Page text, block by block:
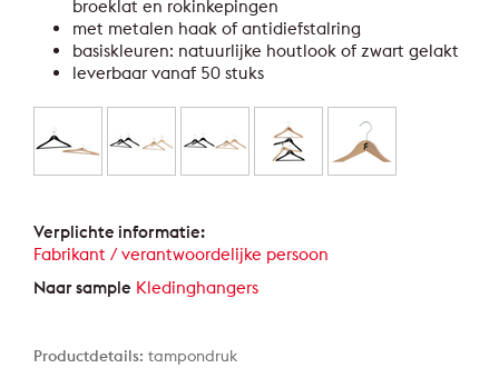
broeklat en rokinkepingen
met metalen haak of antidiefstalring
basiskleuren: natuurlijke houtlook of zwart gelakt
leverbaar vanaf 50 stuks
Verplichte informatie:
Fabrikant / verantwoordelijke persoon
Naar sample Kledinghangers
Productdetails: tampondruk